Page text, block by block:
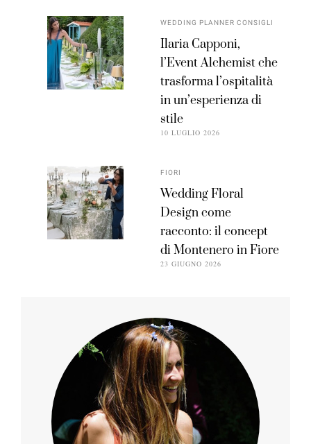
WEDDING PLANNER CONSIGLI
Ilaria Capponi,
l’Event Alchemist che
trasforma l’ospitalità
in un’esperienza di
stile
10 LUGLIO 2026
FIORI
Wedding Floral
Design come
racconto: il concept
di Montenero in Fiore
23 GIUGNO 2026